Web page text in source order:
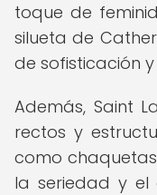
toque de
silueta de
de sofisticación
Además, Saint
rectos y
como
la seriedad y el